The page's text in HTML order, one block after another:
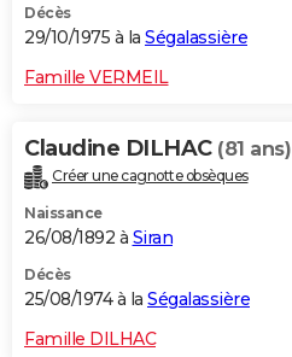
Décès
29/10/1975 à la Ségalassière
Famille VERMEIL
Claudine DILHAC (81 ans)
Créer une cagnotte obsèques
Naissance
26/08/1892 à Siran
Décès
25/08/1974 à la Ségalassière
Famille DILHAC